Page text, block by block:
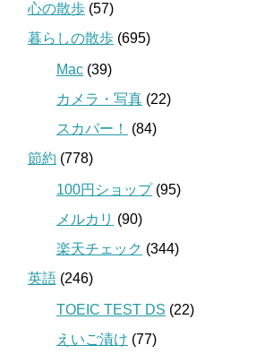
心の散歩 (57)
暮らしの散歩 (695)
Mac (39)
カメラ・写真 (22)
スカパー！
(84)
節約 (778)
100円ショップ(95)
メルカリ (90)
楽天チェック (344)
英語 (246)
TOEIC TEST DS (22)
えいご漬け (77)